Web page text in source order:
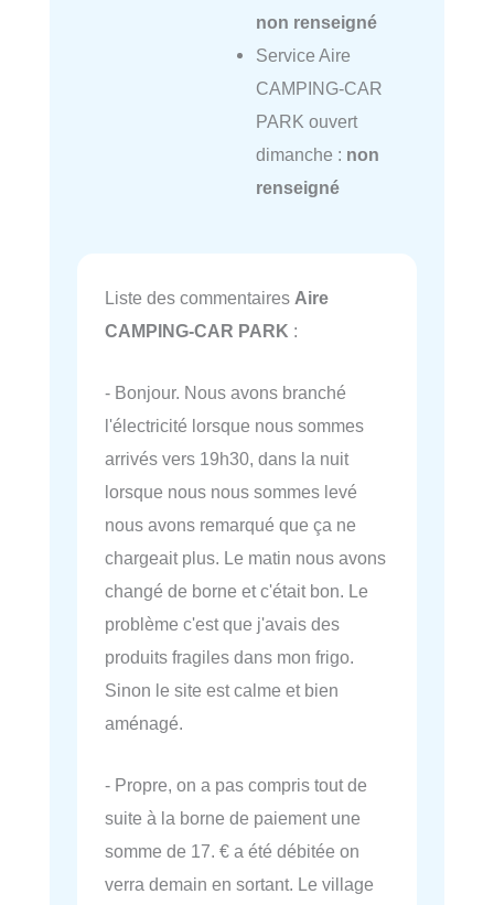
non renseigné
Service Aire
CAMPING-CAR
PARK ouvert
dimanche : non
renseigné
Liste des commentaires Aire
CAMPING-CAR PARK :
- Bonjour. Nous avons branché
l'électricité lorsque nous sommes
arrivés vers 19h30, dans la nuit
lorsque nous nous sommes levé
nous avons remarqué que ça ne
chargeait plus. Le matin nous avons
changé de borne et c'était bon. Le
problème c'est que j'avais des
produits fragiles dans mon frigo.
Sinon le site est calme et bien
aménagé.
- Propre, on a pas compris tout de
suite à la borne de paiement une
somme de 17. € a été débitée on
verra demain en sortant. Le village